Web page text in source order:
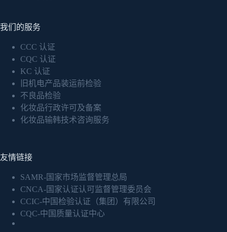
我们的服务
CCC 认证
CQC 认证
KC 认证
旧机电产品装运前检验
不良品检验
化妆品行政许可及备案
化妆品输韩技术咨询服务
友情链接
SAMR-国家市场监督管理总局
CNCA-国家认证认可监督管理委员会
CCIC-中国检验认证（集团）有限公司
CQC-中国质量认证中心